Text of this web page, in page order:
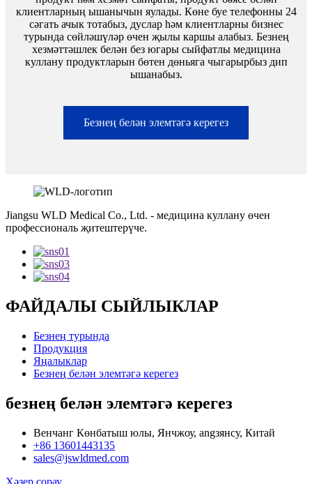
клиентларның ышанычын яулады. Көне буе телефонны 24
сәгать ачык тотабыз, дуслар һәм клиентларны бизнес
турында сөйләшүләр өчен җылы каршы алабыз. Безнең
хезмәттәшлек белән без югары сыйфатлы медицина
куллану продуктларын бөтен дөньяга чыгарырбыз дип
ышанабыз.
Безнең белән элемтәгә керегез
Jiangsu WLD Medical Co., Ltd. - медицина куллану өчен
профессиональ җитештерүче.
ФАЙДАЛЫ СЫЙЛЫКЛАР
Безнең турында
Продукция
Яңалыклар
Безнең белән элемтәгә керегез
безнең белән элемтәгә керегез
Венчанг Көнбатыш юлы, Янчжоу, angзянсу, Китай
+86 13601443135
sales@jswldmed.com
Хәзер сорау